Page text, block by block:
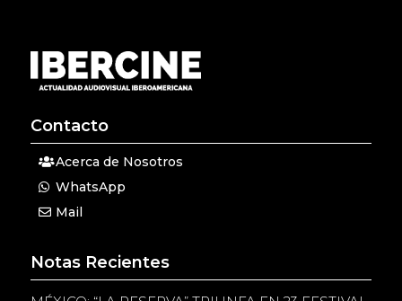
Contacto
Acerca de Nosotros
WhatsApp
Mail
Notas Recientes